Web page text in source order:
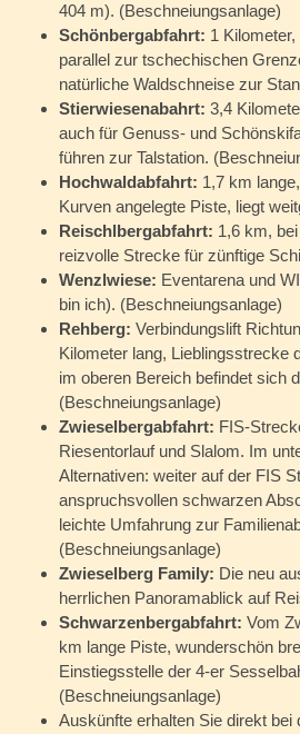
404 m). (Beschneiungsanlage)
Schönbergabfahrt: 1
parallel zur tschechischen
natürliche Waldschneise zur
Stierwiesenabahrt: 3,4
auch für Genuss- und
führen zur Talstation.
Hochwaldabfahrt: 1,7 km
Kurven angelegte Piste, liegt
Reischlbergabfahrt: 1,6 km,
reizvolle Strecke für zünftige
Wenzlwiese: Eventarena und
bin ich). (Beschneiungsanlage)
Rehberg: Verbindungslift
Kilometer lang, Lieblingsstrecke
im oberen Bereich befindet sich
(Beschneiungsanlage)
Zwieselbergabfahrt: FIS-
Riesentorlauf und Slalom. Im
Alternativen: weiter auf der FIS
anspruchsvollen schwarzen
leichte Umfahrung zur
(Beschneiungsanlage)
Zwieselberg Family: Die neu
herrlichen Panoramablick auf
Schwarzenbergabfahrt: Vom
km lange Piste, wunderschön
Einstiegsstelle der 4-er
(Beschneiungsanlage)
Auskünfte erhalten Sie direkt bei